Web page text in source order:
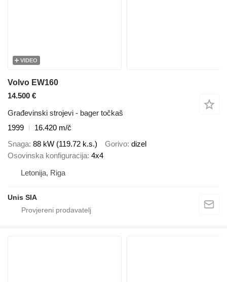
VIDEO
Volvo EW160
14.500 €
Građevinski strojevi - bager točkaš
1999
16.420 m/č
Snaga 88 kW (119.72 k.s.) Gorivo dizel
Osovinska konfiguracija 4x4
Letonija, Riga
Unis SIA